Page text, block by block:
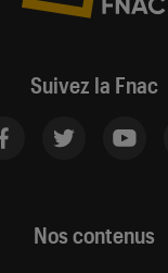
Suivez la Fnac
Nos contenus